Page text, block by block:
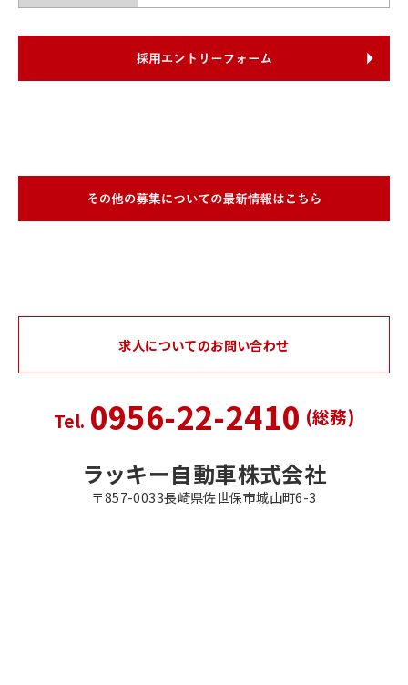
求人についてのお問い合わせ
Tel. 0956-22-2410 (総務)
ラッキー自動車株式会社
〒857-0033長崎県佐世保市城山町6-3